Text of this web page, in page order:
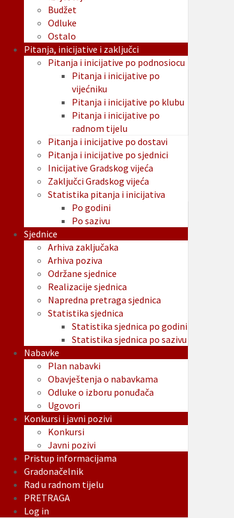
Budžet
Odluke
Ostalo
Pitanja, inicijative i zaključci
Pitanja i inicijative po podnosiocu
Pitanja i inicijative po
vijećniku
Pitanja i inicijative po klubu
Pitanja i inicijative po
radnom tijelu
Pitanja i inicijative po dostavi
Pitanja i inicijative po sjednici
Inicijative Gradskog vijeća
Zaključci Gradskog vijeća
Statistika pitanja i inicijativa
Po godini
Po sazivu
Sjednice
Arhiva zaključaka
Arhiva poziva
Održane sjednice
Realizacije sjednica
Napredna pretraga sjednica
Statistika sjednica
Statistika sjednica po godini
Statistika sjednica po sazivu
Nabavke
Plan nabavki
Obavještenja o nabavkama
Odluke o izboru ponuđača
Ugovori
Konkursi i javni pozivi
Konkursi
Javni pozivi
Pristup informacijama
Gradonačelnik
Rad u radnom tijelu
PRETRAGA
Log in